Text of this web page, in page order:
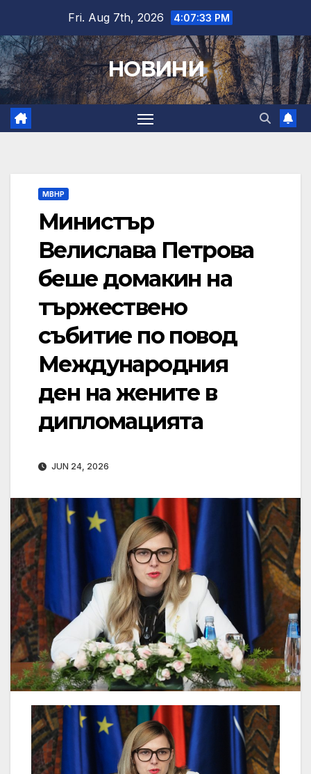
content
Fri. Aug 7th, 2026 4:07:35 PM
НОВИНИ
МВНР
Министър
Велислава Петрова
беше домакин на
тържествено
събитие по повод
Международния
ден на жените в
дипломацията
JUN 24, 2026